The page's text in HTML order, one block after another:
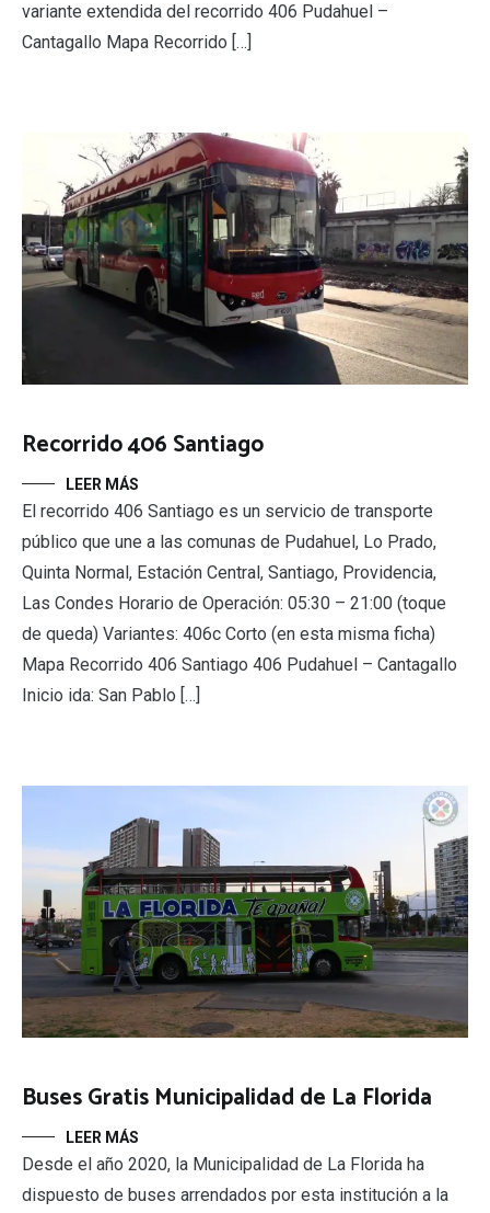
variante extendida del recorrido 406 Pudahuel –
Cantagallo Mapa Recorrido […]
Recorrido 406 Santiago
LEER MÁS
El recorrido 406 Santiago es un servicio de transporte
público que une a las comunas de Pudahuel, Lo Prado,
Quinta Normal, Estación Central, Santiago, Providencia,
Las Condes Horario de Operación: 05:30 – 21:00 (toque
de queda) Variantes: 406c Corto (en esta misma ficha)
Mapa Recorrido 406 Santiago 406 Pudahuel – Cantagallo
Inicio ida: San Pablo […]
Buses Gratis Municipalidad de La Florida
LEER MÁS
Desde el año 2020, la Municipalidad de La Florida ha
dispuesto de buses arrendados por esta institución a la